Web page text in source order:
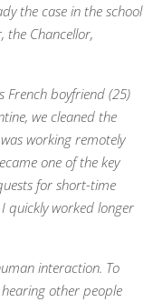
the case in the school
the Chancellor,
French boyfriend (25)
we cleaned the
working remotely
one of the key
for short-time
quickly worked longer
interaction. To
other people